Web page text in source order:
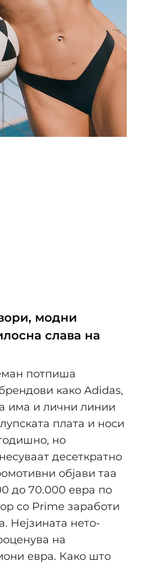
модни
слава на
потпиша
како Adidas,
има и лични линии
плата и носи
но
десеткратно
објави таа
до 70.000 евра по
со Prime заработи
Нејзината нето-
на
евра. Како што